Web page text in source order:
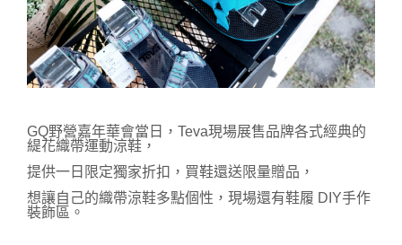
GQ野營嘉年華會當日， Teva現場展售品牌各式經典的
緹花織帶運動涼鞋，
提供一日限定獨家折扣，買鞋還送限量贈品，
想讓自己的織帶涼鞋多點個性，現場還有鞋履 DIY手作
裝飾區。